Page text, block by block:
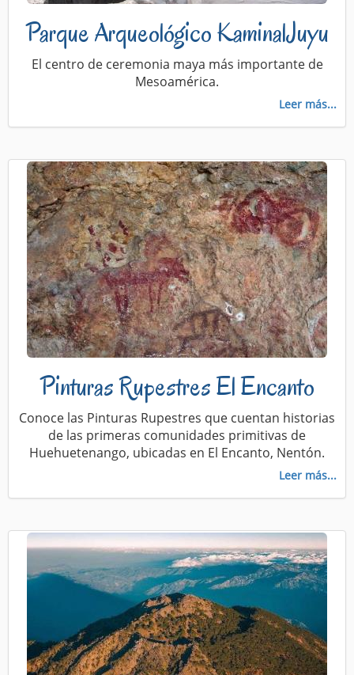
Parque Arqueológico KaminalJuyu
El centro de ceremonia maya más importante de
Mesoamérica.
Leer más...
Pinturas Rupestres El Encanto
Conoce las Pinturas Rupestres que cuentan historias
de las primeras comunidades primitivas de
Huehuetenango, ubicadas en El Encanto, Nentón.
Leer más...